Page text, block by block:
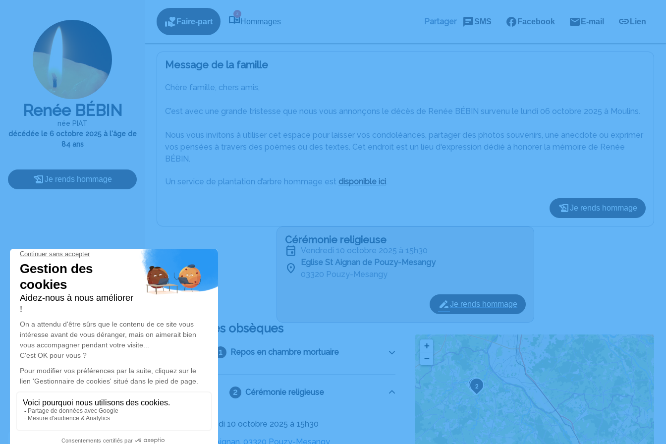
Renée BÉBIN
née PIAT
décédée le 6 octobre 2025 à l'âge de
84 ans
Je rends hommage
Faire-part
2
Hommages Partager SMS Facebook E-mail Lien
Message de la famille
Chère famille, chers amis,
C’est avec une grande tristesse que nous vous annonçons le décès de Renée BÉBIN survenu le lundi 06 octobre 2025 à Moulins.
Nous vous invitons à utiliser cet espace pour laisser vos condoléances, partager des photos souvenirs, une anecdote ou exprimer
vos pensées à travers des poèmes ou des textes. Cet endroit est un lieu d'expression dédié à honorer la mémoire de Renée
BÉBIN.
Un service de plantation d’arbre hommage est disponible ici.
Je rends hommage
Cérémonie religieuse
vendredi 10 octobre 2025 à 15h30
Eglise St Aignan de Pouzy-Mesangy
03320 Pouzy-Mesangy
Je rends hommage
Déroulé des obsèques
Repos en chambre mortuaire
Cérémonie religieuse
Le vendredi 10 octobre 2025 à 15h30
Eglise St Aignan, 03320 Pouzy-Mesangy
2
3
+
−